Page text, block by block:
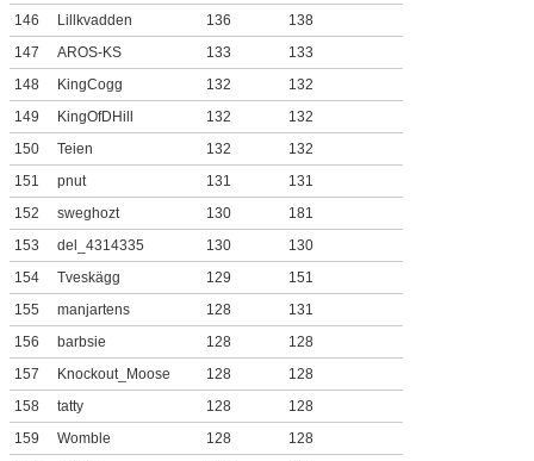
146
Lillkvadden 136
138
147
AROS-KS 133
133
148
KingCogg 132
132
149
KingOfDHill 132
132
150
Teien 132
132
151
pnut 131
131
152
sweghozt 130
181
153
del_4314335 130
130
154
Tveskägg 129
151
155
manjartens 128
131
156
barbsie 128
128
157
Knockout_Moose 128
128
158
tatty 128
128
159
Womble 128
128